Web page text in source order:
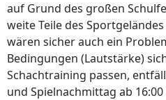
auf Grund des großen
weite Teile des
wären sicher auch ein
Bedingungen (Lautstärke)
Schachtraining passen,
und Spielnachmittag ab 16:00